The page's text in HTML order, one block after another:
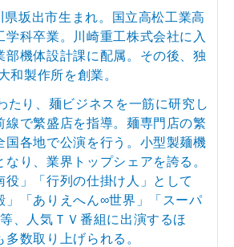
坂出市生まれ。国立高松工業高
学科卒業。川崎重工株式会社に入
部機体設計課に配属。その後、独
和製作所を創業。
たり、麺ビジネスを一筋に研究し
線で繁盛店を指導。麺専門店の繁
国各地で公演を行う。小型製麺機
なり、業界トップシェアを誇る。
役」「行列の仕掛け人」として
」「ありえへん∞世界」「スーパ
、人気ＴＶ番組に出演するほ
数取り上げられる。